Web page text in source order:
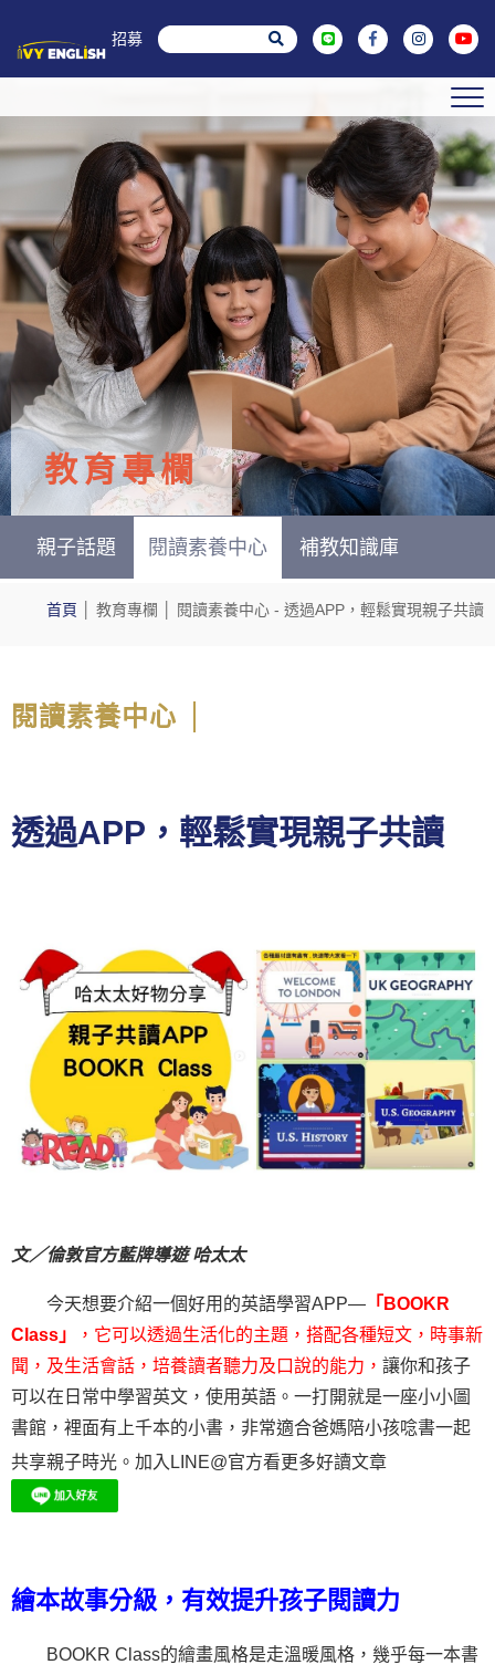
菁英招募
教育專欄
首頁 教育專欄 閱讀素養中心 - 透過APP，輕鬆實現親子共讀
親子話題 閱讀素養中心 補教知識庫
閱讀素養中心
透過APP，輕鬆實現親子共讀
文／倫敦官方藍牌導遊 哈太太
今天想要介紹一個好用的英語學習APP— 「BOOKR
Class」
，它可以透過生活化的主題，搭配各種短文，時事新
聞，及生活會話，培養讀者聽力及口說的能力， 讓你和孩子
可以在日常中學習英文，使用英語。一打開就是一座小小圖
書館，裡面有上千本的小書，非常適合爸媽陪小孩唸書一起
共享親子時光。加入LINE@官方看更多好讀文章
繪本故事分級，有效提升孩子閱讀力
BOOKR Class的繪畫風格是走溫暖風格，幾乎每一本書